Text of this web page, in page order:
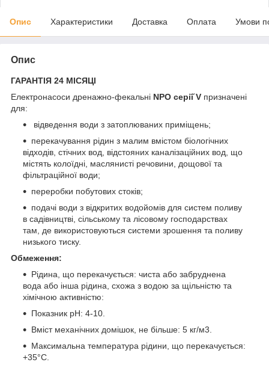
Опис Характеристики Доставка Оплата Умови
Опис
ГАРАНТІЯ 24 МІСЯЦІ
Електронасоси дренажно-фекальні NPO серії̈ V призначені
для:
відведення води з затоплюваних приміщень;
перекачування рідин з малим вмістом біологічних
відходів, стічних вод, відстояних каналізаційних вод, що
містять колоїдні, маслянисті речовини, дощової та
фільтраційної води;
переробки побутових стоків;
подачі води з відкритих водойомів для систем поливу
в садівництві, сільському та лісовому господарствах
там, де використовуються системи зрошення та поливу
низького тиску.
Обмеження:
Рідина, що перекачується: чиста або забруднена
вода або інша рідина, схожа з водою за щільністю та
хімічною активністю:
Показник рН: 4-10.
Вміст механічних домішок, не більше: 5 кг/м3.
Максимальна температура рідини, що перекачується:
+35°С.